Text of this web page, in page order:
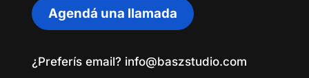
Agendá una llamada
¿Preferís email? info@baszstudio.com